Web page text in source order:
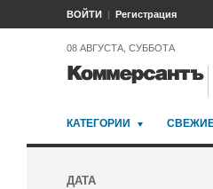
ВОЙТИ Регистрация
08 АВГУСТА, СУББОТА
КАТЕГОРИИ
ДАТА